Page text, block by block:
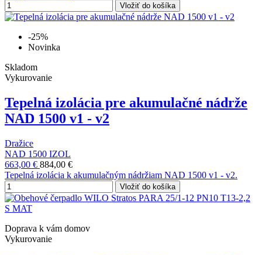
Vložiť do košíka
-25%
Novinka
Skladom
Vykurovanie
Tepelná izolácia pre akumulačné nádrže
NAD 1500 v1 - v2
Dražice
NAD 1500 IZOL
663,00 € 884,00 €
Tepelná izolácia k akumulačným nádržiam NAD 1500 v1 - v2.
Vložiť do košíka
Doprava k vám domov
Vykurovanie